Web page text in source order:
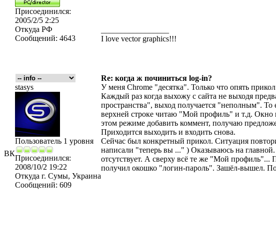
ВК
Присоединился:
2005/2/5 2:25
Откуда РФ
Сообщений: 4643
I love vector graphics!!!
Re: когда ж починиться log-in?
stasys
Пользователь 1 уровня
Присоединился:
2008/10/2 19:22
Откуда г. Сумы, Украина
Сообщений: 609
У меня Chrome "десятка". Только что опять
Каждый раз когда выхожу с сайта не выходя
пространства", выход получается "неполным". То
верхней строке читаю "Мой профиль" и т.д. Окно
этом режиме добавить коммент, получаю
Приходится выходить и входить снова.
Сейчас был конкретный прикол. Ситуация
написали "теперь вы ..." ) Оказываюсь на
отсутствует. А сверху всё те же "Мой
получил окошко "логин-пароль". Зашёл-вышел.